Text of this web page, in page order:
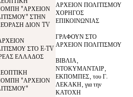
"ΑΡΧΕΙΟΝ
ΣΤΗΝ
ΔΙΟΝ TV
ΣΤΟ E-TV
ΕΛΛΑΔΟΣ
"ΑΡΧΕΙΟΝ
ΑΡΧΕΙΟΝ ΠΟΛΙΤΙΣΜΟΥ
ΧΟΡΗΓΟΣ
ΕΠΙΚΟΙΝΩΝΙΑΣ
ΓΡΑΦΟΥΝ ΣΤΟ
ΑΡΧΕΙΟΝ ΠΟΛΙΤΙΣΜΟΥ
ΒΙΒΛΙΑ,
ΝΤΟΚΥΜΑΝΤΑΙΡ,
ΕΚΠΟΜΠΕΣ, του Γ.
ΛΕΚΑΚΗ, για την
ΚΑΤΟΧΗ